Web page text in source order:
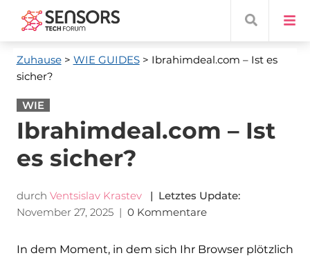
Zuhause> WIE GUIDES > Ibrahimdeal.com – Ist es
sicher?
WIE
Ibrahimdeal.com – Ist
es sicher?
durch Ventsislav Krastev
| Letztes Update:
November 27, 2025| 0 Kommentare
In dem Moment, in dem sich Ihr Browser plötzlich